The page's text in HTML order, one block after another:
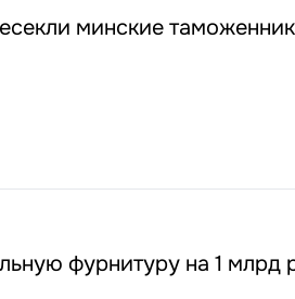
минские
фурнитуру на 1 млрд